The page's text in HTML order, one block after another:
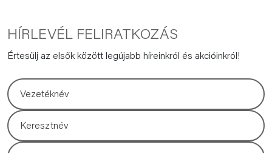
HÍRLEVÉL FELIRATKOZÁS
Értesülj az elsők között legújabb híreinkról és akcióinkról!